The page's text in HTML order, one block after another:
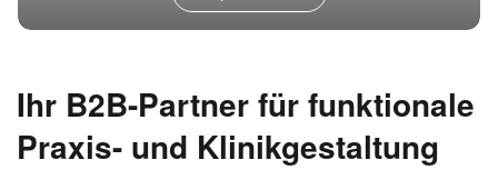
Ihr B2B-Partner für funktionale
Praxis- und Klinikgestaltung